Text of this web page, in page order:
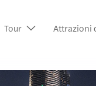
Tour Attrazioni